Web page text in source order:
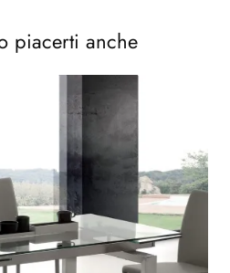
piacerti anche